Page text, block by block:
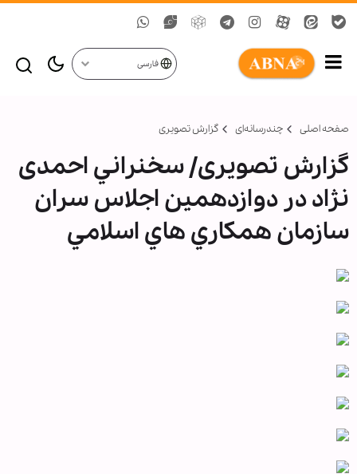
فارسی
صفحه اصلی چندرسانه‌ای گزارش تصويری
گزارش تصویری/ سخنراني احمدی
نژاد در دوازدهمين اجلاس سران
سازمان همكاري هاي اسلامي